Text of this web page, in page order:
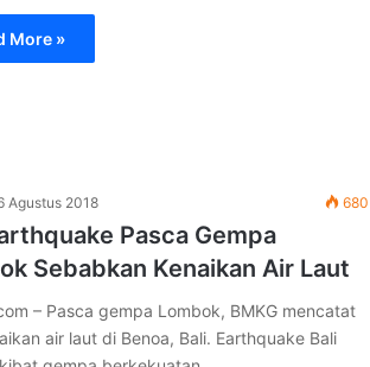
More »
Agustus 2018 680
Pasca Gempa
Sebabkan Kenaikan Air Laut
– Pasca gempa Lombok, BMKG mencatat
air laut di Benoa, Bali. Earthquake Bali